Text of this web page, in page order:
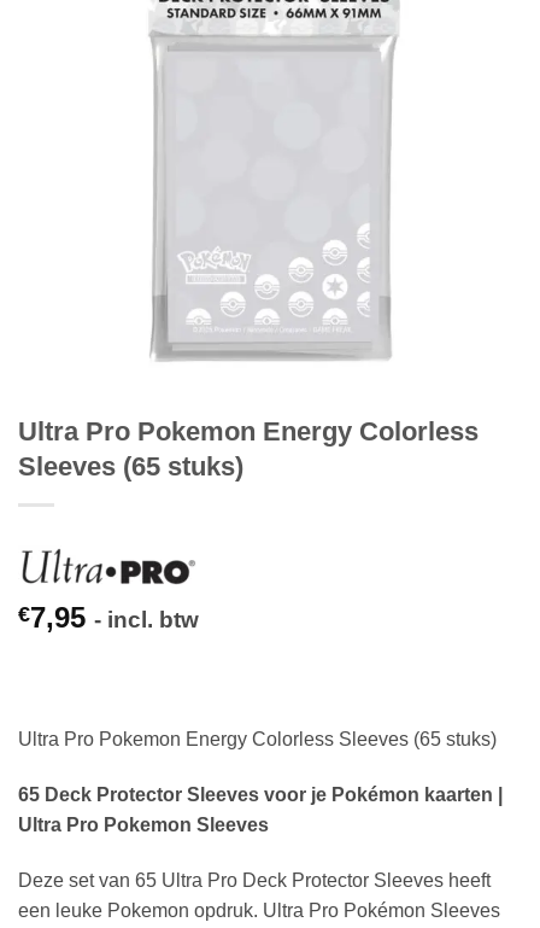
Ultra Pro Pokemon Energy Colorless
Sleeves (65 stuks)
€7,95 - incl. btw
Ultra Pro Pokemon Energy Colorless Sleeves (65 stuks)
65 Deck Protector Sleeves voor je Pokémon kaarten |
Ultra Pro Pokemon Sleeves
Deze set van 65 Ultra Pro Deck Protector Sleeves heeft
een leuke Pokemon opdruk. Ultra Pro Pokémon Sleeves